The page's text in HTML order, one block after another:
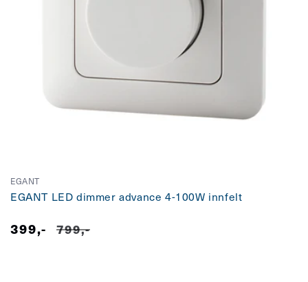
EGANT
EGANT LED dimmer advance 4-100W innfelt
Salgspris
399,-
Vanlig
799,-